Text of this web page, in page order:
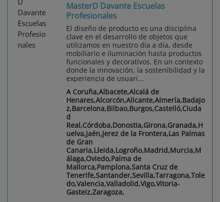
MasterD Davante Escuelas
Profesionales
El diseño de producto es una disciplina
clave en el desarrollo de objetos que
utilizamos en nuestro día a día, desde
mobiliario e iluminación hasta productos
funcionales y decorativos. En un contexto
donde la innovación, la sostenibilidad y la
experiencia de usuari...
A Coruña,Albacete,Alcalá de
Henares,Alcorcón,Alicante,Almería,Badajo
z,Barcelona,Bilbao,Burgos,Castelló,Ciuda
d
Real,Córdoba,Donostia,Girona,Granada,H
uelva,Jaén,Jerez de la Frontera,Las Palmas
de Gran
Canaria,Lleida,Logroño,Madrid,Murcia,M
álaga,Oviedo,Palma de
Mallorca,Pamplona,Santa Cruz de
Tenerife,Santander,Sevilla,Tarragona,Tole
do,Valencia,Valladolid,Vigo,Vitoria-
Gasteiz,Zaragoza,